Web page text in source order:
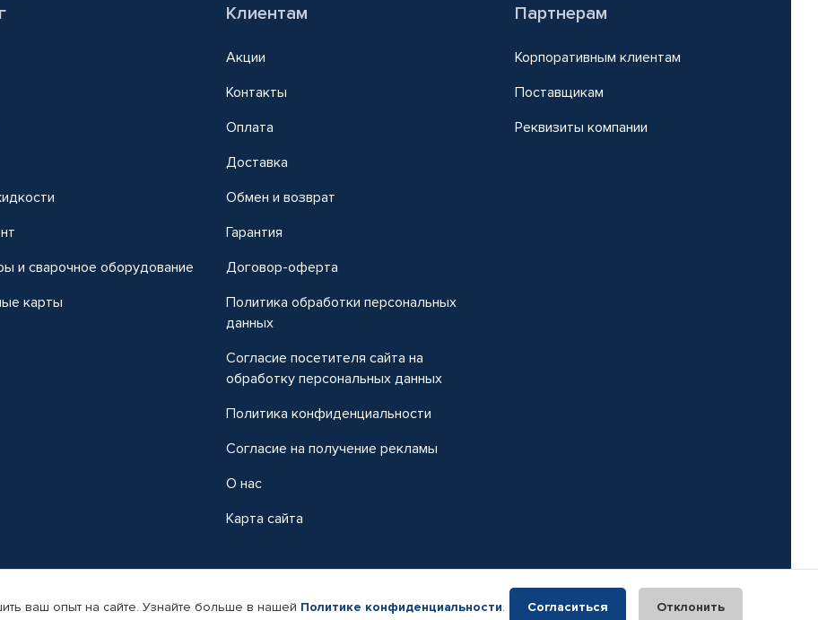
и сварочное оборудование
карты
Клиентам
Акции
Контакты
Оплата
Доставка
Обмен и возврат
Гарантия
Договор-оферта
Политика обработки персональных
данных
Согласие посетителя сайта на
обработку персональных данных
Политика конфиденциальности
Согласие на получение рекламы
О нас
Карта сайта
Партнерам
Корпоративным клиентам
Поставщикам
Реквизиты компании
магазин автомобильных товаров Автопрофи.
ваш опыт на сайте. Узнайте больше в нашей Политике конфиденциальности. Согласиться Отклонить